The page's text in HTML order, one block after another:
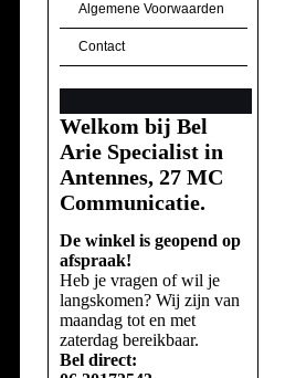
Algemene Voorwaarden
Contact
Welkom bij Bel
Arie Specialist in
Antennes, 27 MC
Communicatie.
De winkel is geopend op
afspraak!
Heb je vragen of wil je
langskomen? Wij zijn van
maandag tot en met
zaterdag bereikbaar.
Bel direct: